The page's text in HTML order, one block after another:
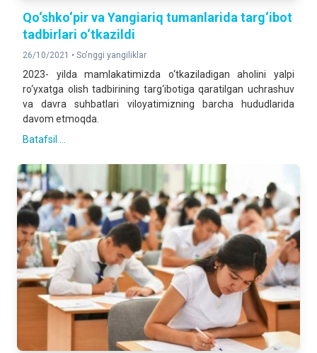
Qo‘shko‘pir va Yangiariq tumanlarida targ‘ibot
tadbirlari o‘tkazildi
26/10/2021 • So'nggi yangiliklar
2023- yilda mamlakatimizda o‘tkaziladigan aholini yalpi
ro‘yxatga olish tadbirining targ‘ibotiga qaratilgan uchrashuv
va davra suhbatlari viloyatimizning barcha hududlarida
davom etmoqda.
Batafsil ...